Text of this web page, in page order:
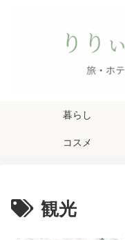
暮らし
コスメ
観光